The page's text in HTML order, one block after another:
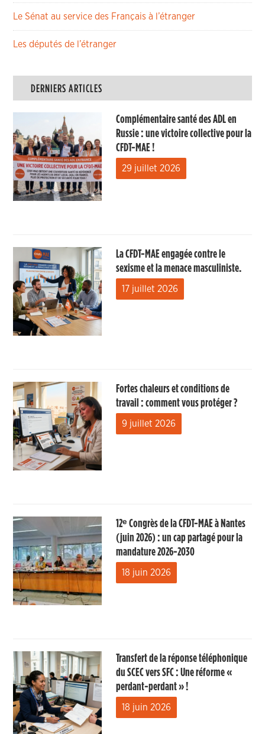
Le Sénat au service des Français à l’étranger
Les députés de l’étranger
DERNIERS ARTICLES
Complémentaire santé des ADL en
Russie : une victoire collective pour la
CFDT-MAE !
29 juillet 2026
La CFDT-MAE engagée contre le
sexisme et la menace masculiniste.
17 juillet 2026
Fortes chaleurs et conditions de
travail : comment vous protéger ?
9 juillet 2026
12ᵉ Congrès de la CFDT-MAE à Nantes
(juin 2026) : un cap partagé pour la
mandature 2026-2030
18 juin 2026
Transfert de la réponse téléphonique
du SCEC vers SFC : Une réforme «
perdant-perdant » !
18 juin 2026